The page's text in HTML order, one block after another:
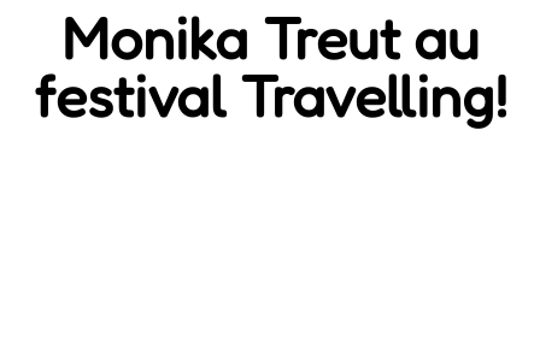
Monika Treut au
festival Travelling!